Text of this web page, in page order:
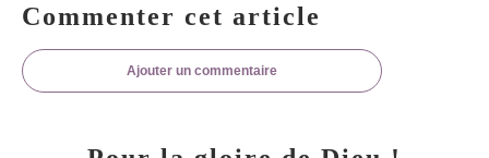
Commenter cet article
Ajouter un commentaire